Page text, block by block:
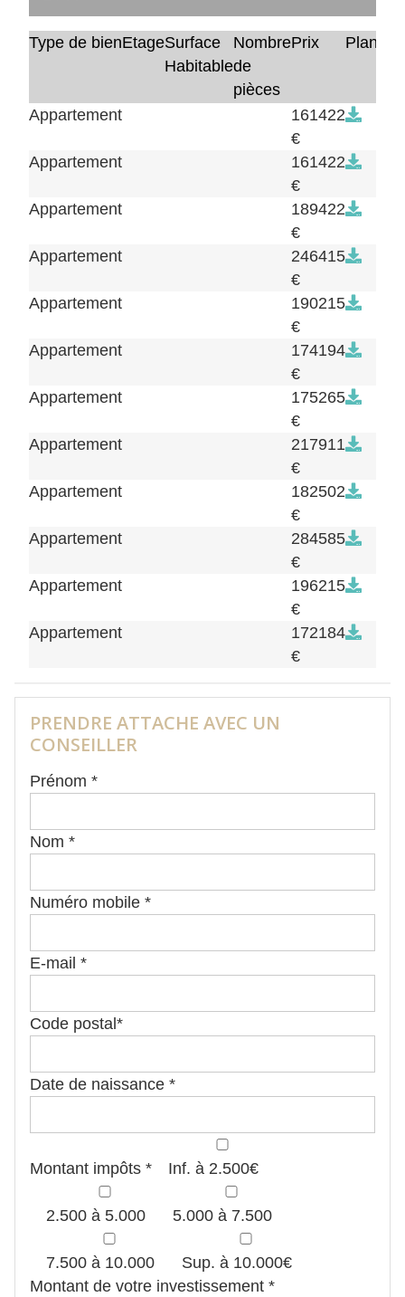
Type de bienEtageSurface
Habitable
Nombre
de
pièces
Prix Plan
Appartement
161422
€
Appartement
161422
€
Appartement
189422
€
Appartement
246415
€
Appartement
190215
€
Appartement
174194
€
Appartement
175265
€
Appartement
217911
€
Appartement
182502
€
Appartement
284585
€
Appartement
196215
€
Appartement
172184
€
PRENDRE ATTACHE AVEC UN
CONSEILLER
Prénom *
Nom *
Numéro mobile *
E-mail *
Code postal*
Date de naissance *
Montant impôts * Inf. à 2.500€
2.500 à 5.000 5.000 à 7.500
7.500 à 10.000
Sup. à 10.000€
Montant de votre investissement *